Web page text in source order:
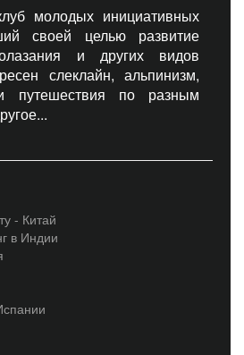
молодых инициативных
своей целью развитие
и других видов
слеклайн, альпинизм,
путешествия по разным
- Китай
в Индии